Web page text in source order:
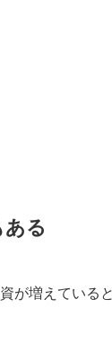
る
が増えている